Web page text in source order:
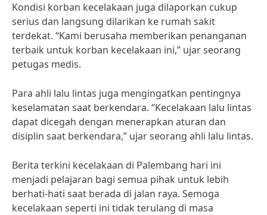
Kondisi korban kecelakaan juga dilaporkan cukup
serius dan langsung dilarikan ke rumah sakit
terdekat. “Kami berusaha memberikan penanganan
terbaik untuk korban kecelakaan ini,” ujar seorang
petugas medis.
Para ahli lalu lintas juga mengingatkan pentingnya
keselamatan saat berkendara. “Kecelakaan lalu lintas
dapat dicegah dengan menerapkan aturan dan
disiplin saat berkendara,” ujar seorang ahli lalu lintas.
Berita terkini kecelakaan di Palembang hari ini
menjadi pelajaran bagi semua pihak untuk lebih
berhati-hati saat berada di jalan raya. Semoga
kecelakaan seperti ini tidak terulang di masa